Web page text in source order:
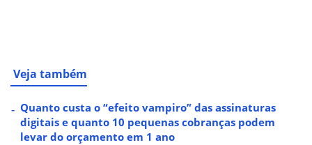
Veja também
Quanto custa o “efeito vampiro” das assinaturas
digitais e quanto 10 pequenas cobranças podem
levar do orçamento em 1 ano